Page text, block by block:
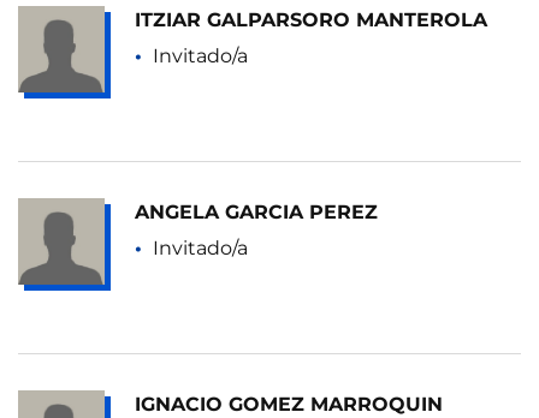
ITZIAR GALPARSORO MANTEROLA
Invitado/a
ANGELA GARCIA PEREZ
Invitado/a
IGNACIO GOMEZ MARROQUIN